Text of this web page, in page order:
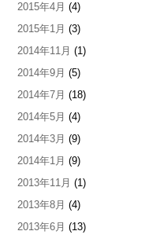
2015年4月 (4)
2015年1月 (3)
2014年11月 (1)
2014年9月 (5)
2014年7月 (18)
2014年5月 (4)
2014年3月 (9)
2014年1月 (9)
2013年11月 (1)
2013年8月 (4)
2013年6月 (13)